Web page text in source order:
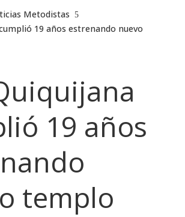
Metodistas
19 años estrenando nuevo
19 años
templo